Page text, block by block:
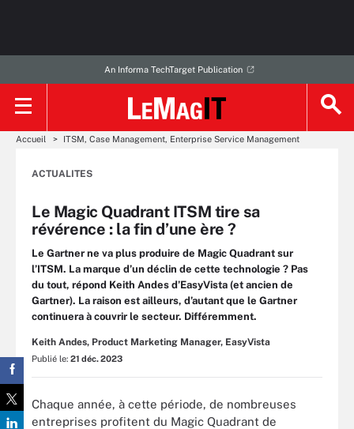
An Informa TechTarget Publication
Accueil ITSM, Case Management, Enterprise Service Management
ACTUALITES
Le Magic Quadrant ITSM tire sa
révérence : la fin d’une ère ?
Le Gartner ne va plus produire de Magic Quadrant sur
l’ITSM. La marque d’un déclin de cette technologie ? Pas
du tout, répond Keith Andes d’EasyVista (et ancien de
Gartner). La raison est ailleurs, d’autant que le Gartner
continuera à couvrir le secteur. Différemment.
Keith Andes, Product Marketing Manager, EasyVista
Publié le: 21 déc. 2023
Chaque année, à cette période, de nombreuses
entreprises profitent du Magic Quadrant de